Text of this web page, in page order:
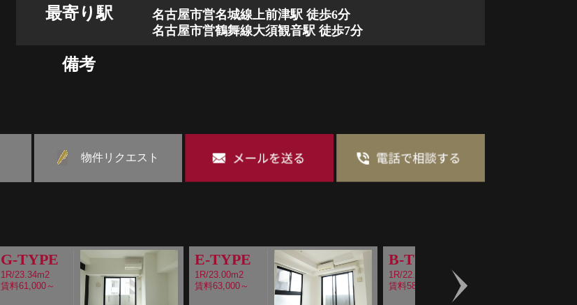
最寄り駅
名古屋市営名城線上前津駅 徒歩6分
名古屋市営鶴舞線大須観音駅 徒歩7分
備考
物件リクエスト
G-TYPE
1R/23.34m2
賃料61,000～
E-TYPE
1R/23.00m2
賃料63,000～
B-TYPE
1R/22.8m2
賃料58,000～